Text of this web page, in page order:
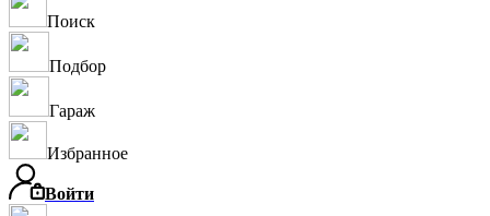
Поиск
Подбор
Гараж
Избранное
Войти